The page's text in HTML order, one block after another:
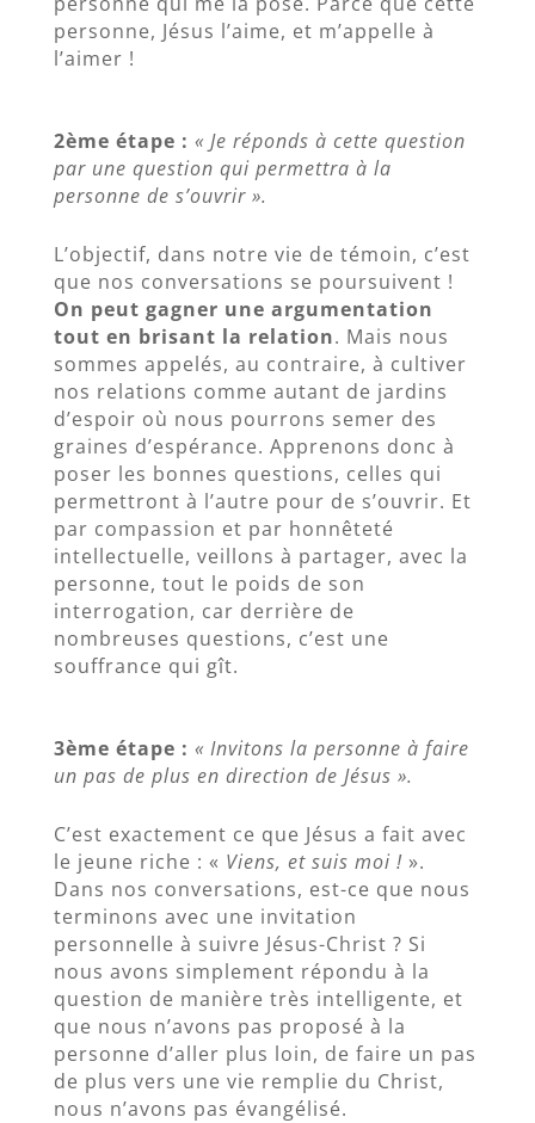
personne, Jésus l’aime, et m’appelle à
l’aimer !
2ème étape : « Je réponds à cette question
par une question qui permettra à la
personne de s’ouvrir ».
L’objectif, dans notre vie de témoin, c’est
que nos conversations se poursuivent !
On peut gagner une argumentation
tout en brisant la relation. Mais nous
sommes appelés, au contraire, à cultiver
nos relations comme autant de jardins
d’espoir où nous pourrons semer des
graines d’espérance. Apprenons donc à
poser les bonnes questions, celles qui
permettront à l’autre pour de s’ouvrir. Et
par compassion et par honnêteté
intellectuelle, veillons à partager, avec la
personne, tout le poids de son
interrogation, car derrière de
nombreuses questions, c’est une
souffrance qui gît.
3ème étape : « Invitons la personne à faire
un pas de plus en direction de Jésus ».
C’est exactement ce que Jésus a fait avec
le jeune riche : « Viens, et suis moi ! ».
Dans nos conversations, est-ce que nous
terminons avec une invitation
personnelle à suivre Jésus-Christ ? Si
nous avons simplement répondu à la
question de manière très intelligente, et
que nous n’avons pas proposé à la
personne d’aller plus loin, de faire un pas
de plus vers une vie remplie du Christ,
nous n’avons pas évangélisé.